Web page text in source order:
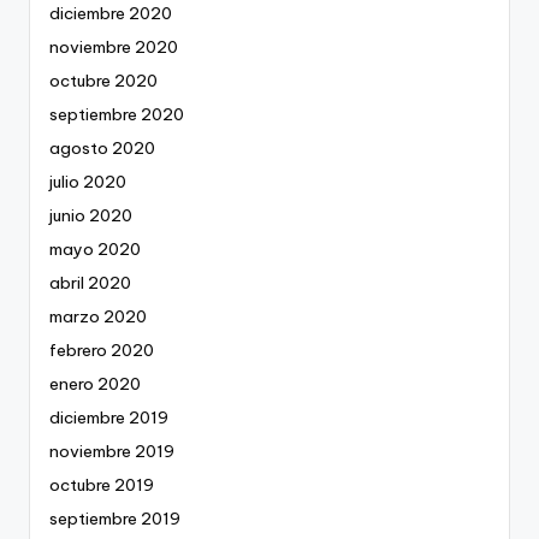
diciembre 2020
noviembre 2020
octubre 2020
septiembre 2020
agosto 2020
julio 2020
junio 2020
mayo 2020
abril 2020
marzo 2020
febrero 2020
enero 2020
diciembre 2019
noviembre 2019
octubre 2019
septiembre 2019